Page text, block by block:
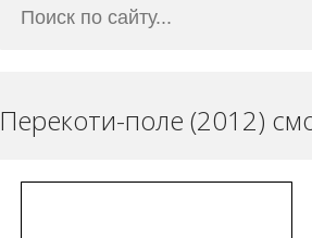
Перекоти-поле (2012)